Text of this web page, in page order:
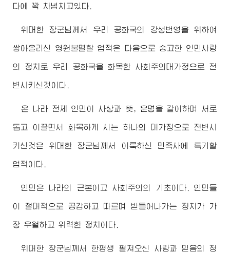
다에 꽉 차넘치고있다.
위대한 장군님 께서 우리 공화국의 강성번영을 위하여
쌓아올리신 영원불멸할 업적은 다음으로 숭고한 인민사랑
의 정치로 우리 공화국을 화목한 사회주의대가정으로 전
변시키신것이다.
온 나라 전체 인민이 사상과 뜻, 운명을 같이하며 서로
돕고 이끌면서 화목하게 사는 하나의 대가정으로 전변시
키신것은 위대한 장군님 께서 이룩하신 민족사에 특기할
업적이다.
인민은 나라의 근본이고 사회주의의 기초이다. 인민들
이 절대적으로 공감하고 따르며 받들어나가는 정치가 가
장 우월하고 위력한 정치이다.
위대한 장군님 께서 한평생 펼쳐오신 사랑과 믿음의 정